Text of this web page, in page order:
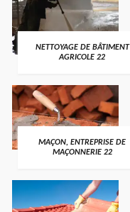
NETTOYAGE DE BÂTIMENT
AGRICOLE 22
MAÇON, ENTREPRISE DE
MAÇONNERIE 22